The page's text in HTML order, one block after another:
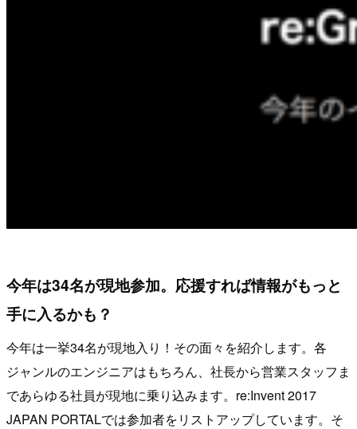
今年は34名が現地参加。応援すれば情報がもっと
手に入るかも？
今年は一挙34名が現地入り！その面々を紹介します。各
ジャンルのエンジニアはもちろん、社長から営業スタッフま
であらゆる社員が現地に乗り込みます。re:Invent 2017
JAPAN PORTALでは参加者をリストアップしています。そ